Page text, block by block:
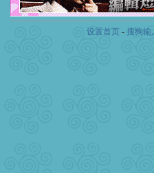
设置首页 - 搜狗输